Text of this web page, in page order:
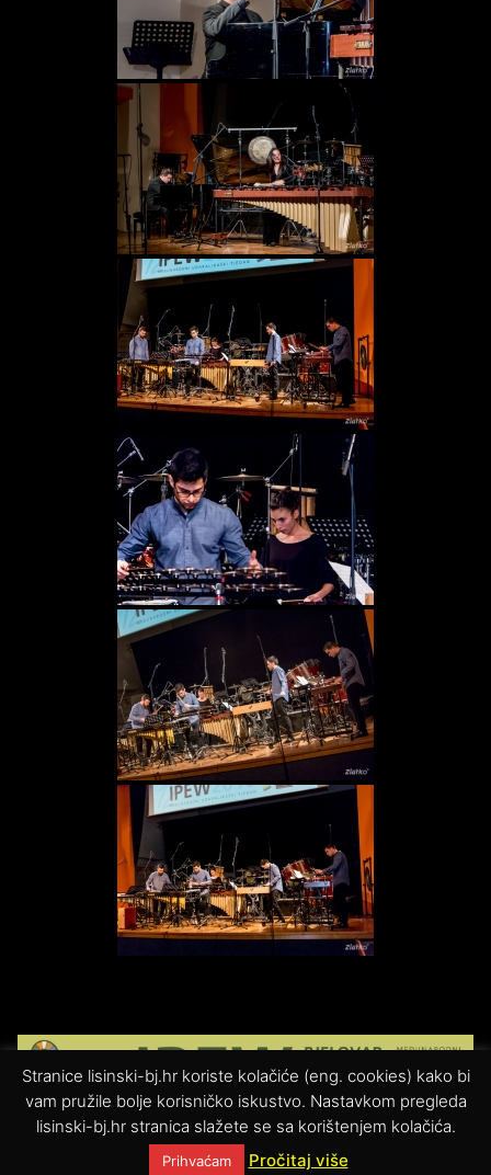
© Glazbena škola Vatroslava Lisinskog Bjelovar
Stranice lisinski-bj.hr koriste kolačiće (eng. cookies) kako bi
vam pružile bolje korisničko iskustvo. Nastavkom pregleda
lisinski-bj.hr stranica slažete se sa korištenjem kolačića.
Prihvaćam Pročitaj više